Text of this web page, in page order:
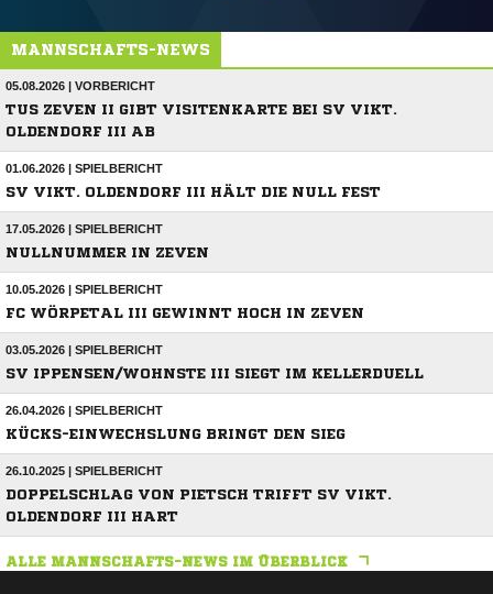
MANNSCHAFTS-NEWS
05.08.2026 | VORBERICHT
TUS ZEVEN II GIBT VISITENKARTE BEI SV VIKT.
OLDENDORF III AB
01.06.2026 | SPIELBERICHT
SV VIKT. OLDENDORF III HÄLT DIE NULL FEST
17.05.2026 | SPIELBERICHT
NULLNUMMER IN ZEVEN
10.05.2026 | SPIELBERICHT
FC WÖRPETAL III GEWINNT HOCH IN ZEVEN
03.05.2026 | SPIELBERICHT
SV IPPENSEN/WOHNSTE III SIEGT IM KELLERDUELL
26.04.2026 | SPIELBERICHT
KÜCKS-EINWECHSLUNG BRINGT DEN SIEG
26.10.2025 | SPIELBERICHT
DOPPELSCHLAG VON PIETSCH TRIFFT SV VIKT.
OLDENDORF III HART
ALLE MANNSCHAFTS-NEWS IM ÜBERBLICK